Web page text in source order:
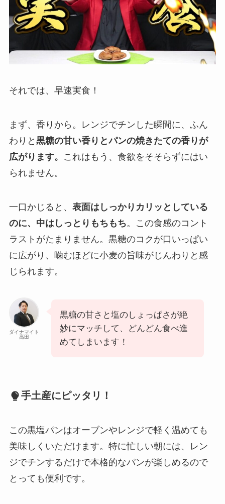
それでは、早速実食！
まず、香りから。レンジでチンした瞬間に、ふん
わりと 黒糖の甘い香りとパンの焼きたての香りが
広がります。
これはもう、食欲をそそらずにはい
られません。
一口かじると、 表面はしっかりカリッとしている
のに、中はしっとりもちもち。この食感のコント
ラストがたまりません。黒糖のコクが口いっぱい
に広がり、噛むほどに小麦の旨味がじんわりと感
じられます。
ダイナマイト
高田
黒糖の甘さと塩のしょっぱさが絶
妙にマッチして、どんどん食べ進
めてしまいます！
手土産にピッタリ！
この黒塩パンはオーブンやレンジで軽く温めても
美味しくいただけます。特に忙しい朝には、レン
ジでチンするだけで本格的なパンが楽しめるので
とっても便利です。